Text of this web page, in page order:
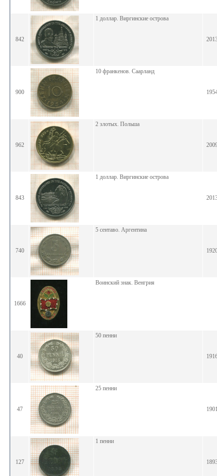
842
1 доллар. Виргинские острова
900
10 франкенов. Саарланд
962
2 злотых. Польша
843
1 доллар. Виргинские острова
740
5 сентаво. Аргентина
1666
Воинский знак. Венгрия
40
50 пенни
47
25 пенни
127
1 пенни